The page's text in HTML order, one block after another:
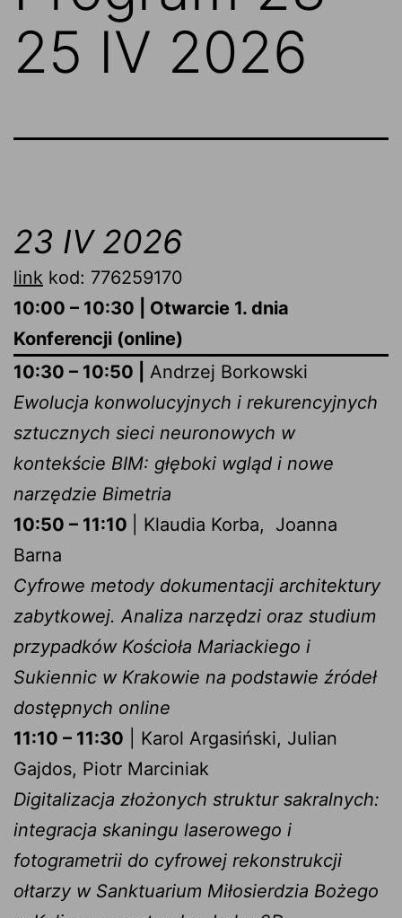
25 IV 2026
23 IV 2026
link kod: 776259170
10:00 – 10:30 | Otwarcie 1. dnia
Konferencji (online)
10:30 – 10:50 |
Andrzej Borkowski
Ewolucja konwolucyjnych i rekurencyjnych
sztucznych sieci neuronowych w
kontekście BIM: głęboki wgląd i nowe
narzędzie Bimetria
10:50 – 11:10
| Klaudia Korba, Joanna
Barna
Cyfrowe metody dokumentacji architektury
zabytkowej. Analiza narzędzi oraz studium
przypadków Kościoła Mariackiego i
Sukiennic w Krakowie na podstawie źródeł
dostępnych online
11:10 – 11:30 | Karol Argasiński, Julian
Gajdos, Piotr Marciniak
Digitalizacja złożonych struktur sakralnych:
integracja skaningu laserowego i
fotogrametrii do cyfrowej rekonstrukcji
ołtarzy w Sanktuarium Miłosierdzia Bożego